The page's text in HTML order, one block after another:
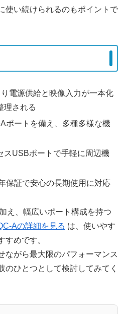
使い続けられるのもポイントで
電源供給と映像入力が一本化
理される
ポートを備え、多種多様な機
スUSBポートで手軽に周辺機
保証で安心の長期使用に対応
え、幅広いポート構成を持つ
Aの詳細を見る は、使いやす
すめです。
ながら最大限のパフォーマンス
のひとつとして検討してみてく